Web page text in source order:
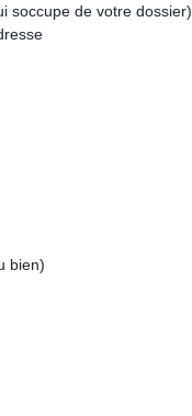
dossier)
bien)